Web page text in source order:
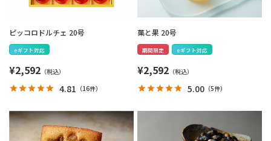
ピッコロドルチェ 20号
eギフト対応
¥2,592
4.81 （16件）
菓と果 20号
期間限定 eギフト対応
¥2,592
5.00 （5件）